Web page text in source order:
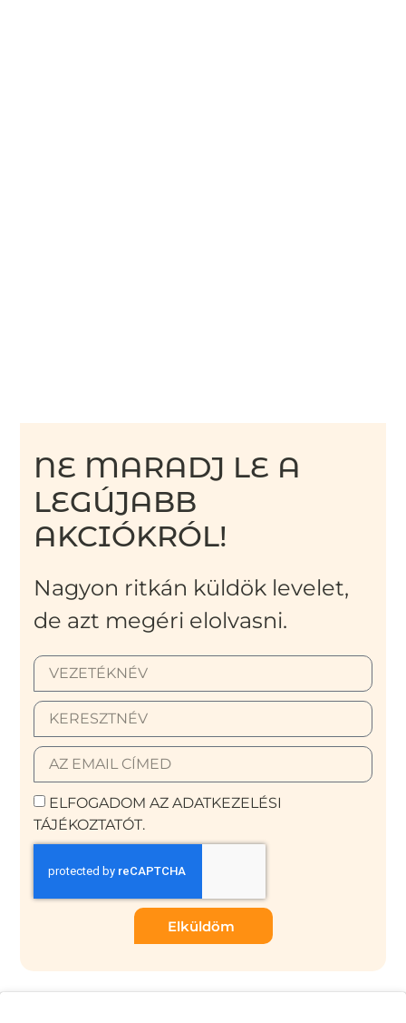
NE MARADJ LE A
LEGÚJABB
AKCIÓKRÓL!
Nagyon ritkán küldök levelet,
de azt megéri elolvasni.
ELFOGADOM AZ ADATKEZELÉSI
TÁJÉKOZTATÓT.
Elküldöm